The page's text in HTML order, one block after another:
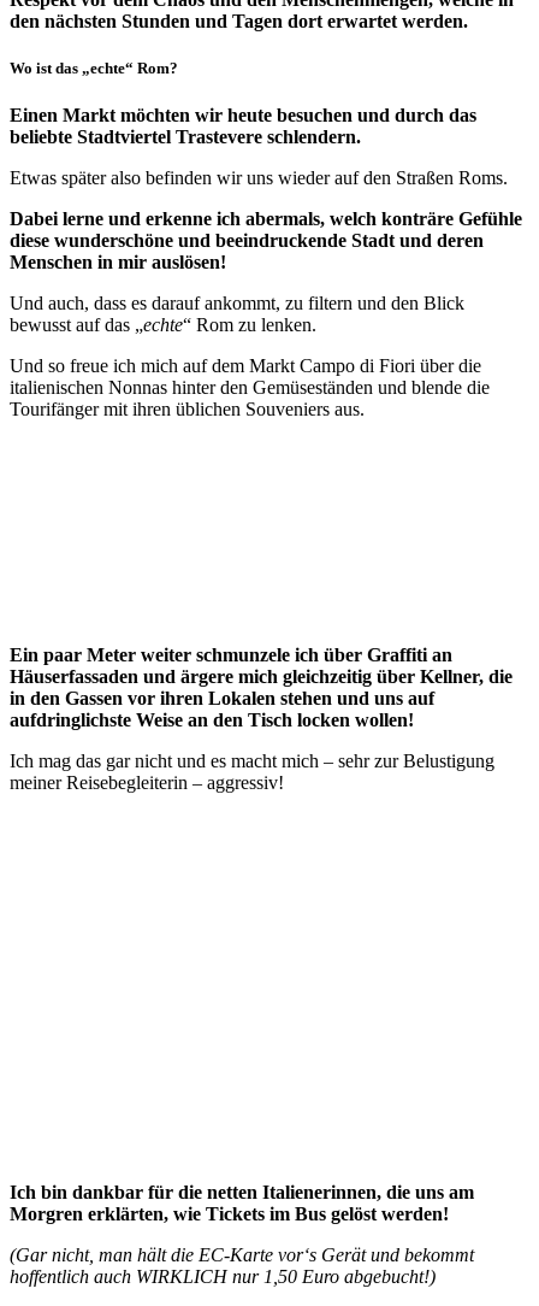
den nächsten Stunden und Tagen dort erwartet werden.
Wo ist das „echte“ Rom?
Einen Markt möchten wir heute besuchen und durch das
beliebte Stadtviertel Trastevere schlendern.
Etwas später also befinden wir uns wieder auf den Straßen Roms.
Dabei lerne und erkenne ich abermals, welch konträre Gefühle
diese wunderschöne und beeindruckende Stadt und deren
Menschen in mir auslösen!
Und auch, dass es darauf ankommt, zu filtern und den Blick
bewusst auf das „echte“ Rom zu lenken.
Und so freue ich mich auf dem Markt Campo di Fiori über die
italienischen Nonnas hinter den Gemüseständen und blende die
Tourifänger mit ihren üblichen Souveniers aus.
Ein paar Meter weiter schmunzele ich über Graffiti an
Häuserfassaden und ärgere mich gleichzeitig über Kellner, die
in den Gassen vor ihren Lokalen stehen und uns auf
aufdringlichste Weise an den Tisch locken wollen!
Ich mag das gar nicht und es macht mich – sehr zur Belustigung
meiner Reisebegleiterin – aggressiv!
Ich bin dankbar für die netten Italienerinnen, die uns am
Morgren erklärten, wie Tickets im Bus gelöst werden!
(Gar nicht, man hält die EC-Karte vor‘s Gerät und bekommt
hoffentlich auch WIRKLICH nur 1,50 Euro abgebucht!)